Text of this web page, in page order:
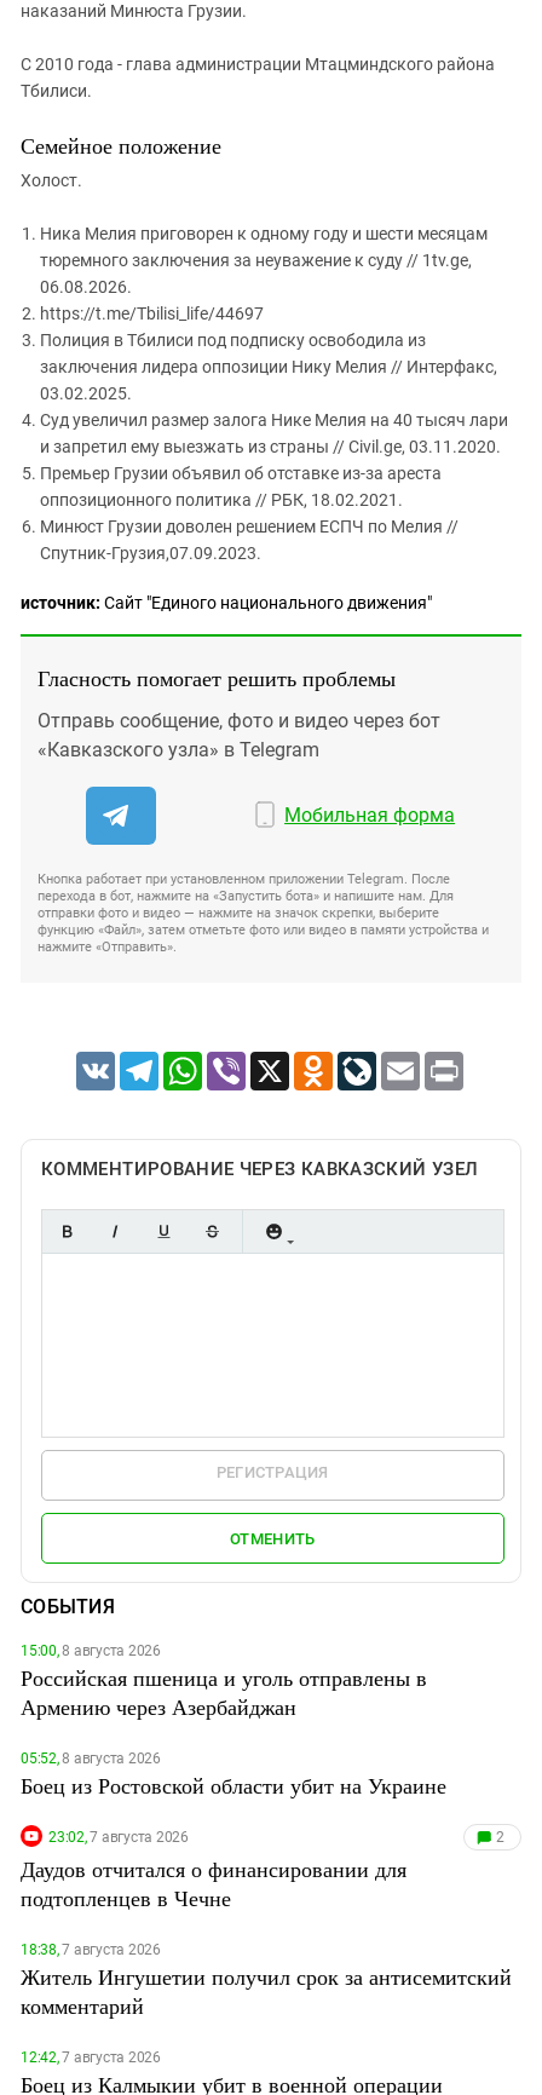
наказаний Минюста Грузии.
С 2010 года - глава администрации Мтацминдского района
Тбилиси.
Семейное положение
Холост.
Ника Мелия приговорен к одному году и шести месяцам
тюремного заключения за неуважение к суду // 1tv.ge,
06.08.2026.
https://t.me/Tbilisi_life/44697
Полиция в Тбилиси под подписку освободила из
заключения лидера оппозиции Нику Мелия // Интерфакс,
03.02.2025.
Суд увеличил размер залога Нике Мелия на 40 тысяч лари
и запретил ему выезжать из страны // Civil.ge, 03.11.2020.
Премьер Грузии объявил об отставке из-за ареста
оппозиционного политика // РБК, 18.02.2021.
Минюст Грузии доволен решением ЕСПЧ по Мелия //
Спутник-Грузия,07.09.2023.
источник: Сайт "Единого национального движения"
Гласность помогает решить проблемы
Отправь сообщение, фото и видео через бот
«Кавказского узла» в Telegram
Мобильная форма
Кнопка работает при установленном приложении Telegram. После
перехода в бот, нажмите на «Запустить бота» и напишите нам. Для
отправки фото и видео — нажмите на значок скрепки, выберите
функцию «Файл», затем отметьте фото или видео в памяти устройства и
нажмите «Отправить».
VK TelegramWhatsApp
Viber X Odnoklassniki
LiveJournal
Email Print
КОММЕНТИРОВАНИЕ ЧЕРЕЗ КАВКАЗСКИЙ УЗЕЛ
РЕГИСТРАЦИЯ
ОТМЕНИТЬ
СОБЫТИЯ
15:00,8 августа 2026
Российская пшеница и уголь отправлены в
Армению через Азербайджан
05:52,8 августа 2026
Боец из Ростовской области убит на Украине
23:02,7 августа 2026 2
Даудов отчитался о финансировании для
подтопленцев в Чечне
18:38,7 августа 2026
Житель Ингушетии получил срок за антисемитский
комментарий
12:42,7 августа 2026
Боец из Калмыкии убит в военной операции